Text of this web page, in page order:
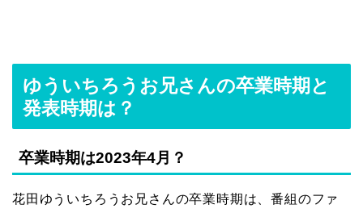
ゆういちろうお兄さんの卒業時期と
発表時期は？
卒業時期は2023年4月？
花田ゆういちろうお兄さんの卒業時期は、番組のファ